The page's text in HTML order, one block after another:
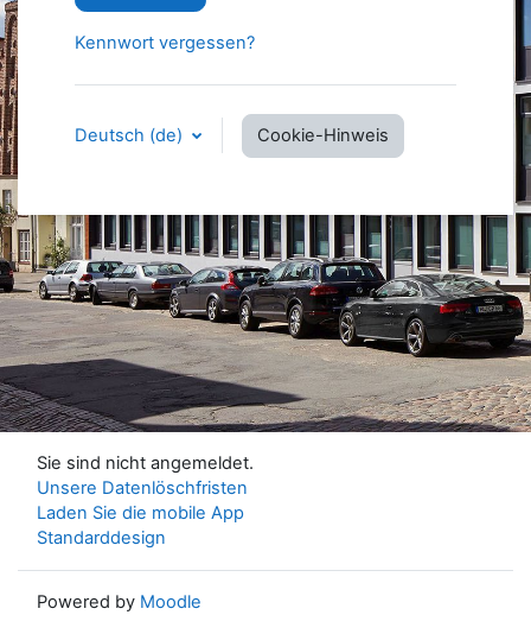
Kennwort vergessen?
Deutsch ‎(de)‎ Cookie-Hinweis
Sie sind nicht angemeldet.
Unsere Datenlöschfristen
Laden Sie die mobile App
Standarddesign
Powered by Moodle